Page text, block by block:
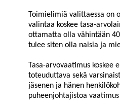
Toimielimiä valittaessa on
valintaa koskee tasa-
ottamatta olla vähintään
tulee siten olla naisia ja
Tasa-arvovaatimus koskee
toteuduttava sekä
jäsenen ja hänen
puheenjohtajistoa